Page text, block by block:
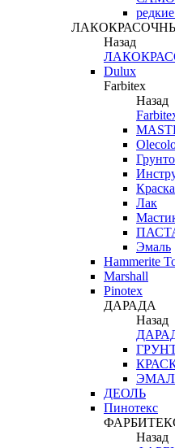
Назад
Dulux
Farbitex
Назад
Краска
Лак
Эмаль
Hammerite
Marshall
Pinotex
ДАРАДА
Назад
ДЕОЛЬ
Пинотекс
Назад